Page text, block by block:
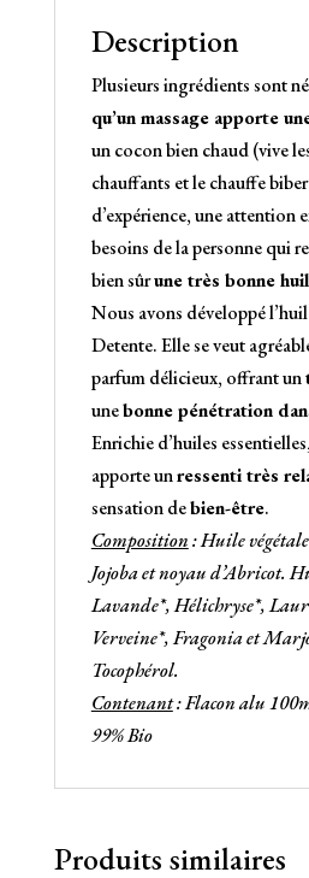
Description
Plusieurs ingrédients sont
qu’un massage apporte
un cocon bien chaud (vive
chauffants et le chauffe
d’expérience, une attention
besoins de la personne qui
bien sûrune très bonne
Nous avons développé
Detente. Elle se veut
parfum délicieux, offrant un
unebonne pénétration
Enrichie d’huiles
apporte unressenti très
sensation debien-être.
Composition: Huile
Jojoba et noyau d’Abricot.
Lavande*, Hélichryse*,
Verveine*, Fragonia et
Tocophérol.
Contenant: Flacon alu
99% Bio
Produits similaires